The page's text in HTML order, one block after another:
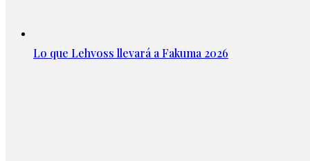
Lo que Lehvoss llevará a Fakuma 2026